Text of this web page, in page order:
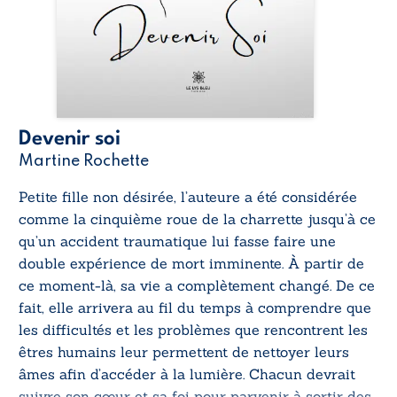
Devenir soi
Martine Rochette
Petite fille non désirée, l’auteure a été considérée
comme la cinquième roue de la charrette jusqu’à ce
qu’un accident traumatique lui fasse faire une
double expérience de mort imminente. À partir de
ce moment-là, sa vie a complètement changé. De ce
fait, elle arrivera au fil du temps à comprendre que
les difficultés et les problèmes que rencontrent les
êtres humains leur permettent de nettoyer leurs
âmes afin d’accéder à la lumière. Chacun devrait